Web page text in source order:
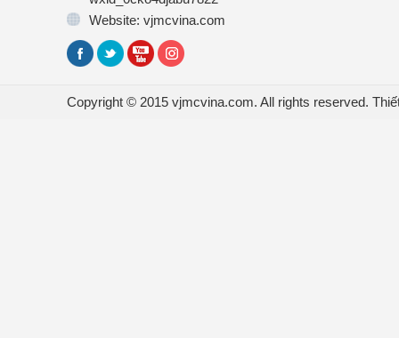
Website: vjmcvina.com
Copyright © 2015 vjmcvina.com. All rights reserved.